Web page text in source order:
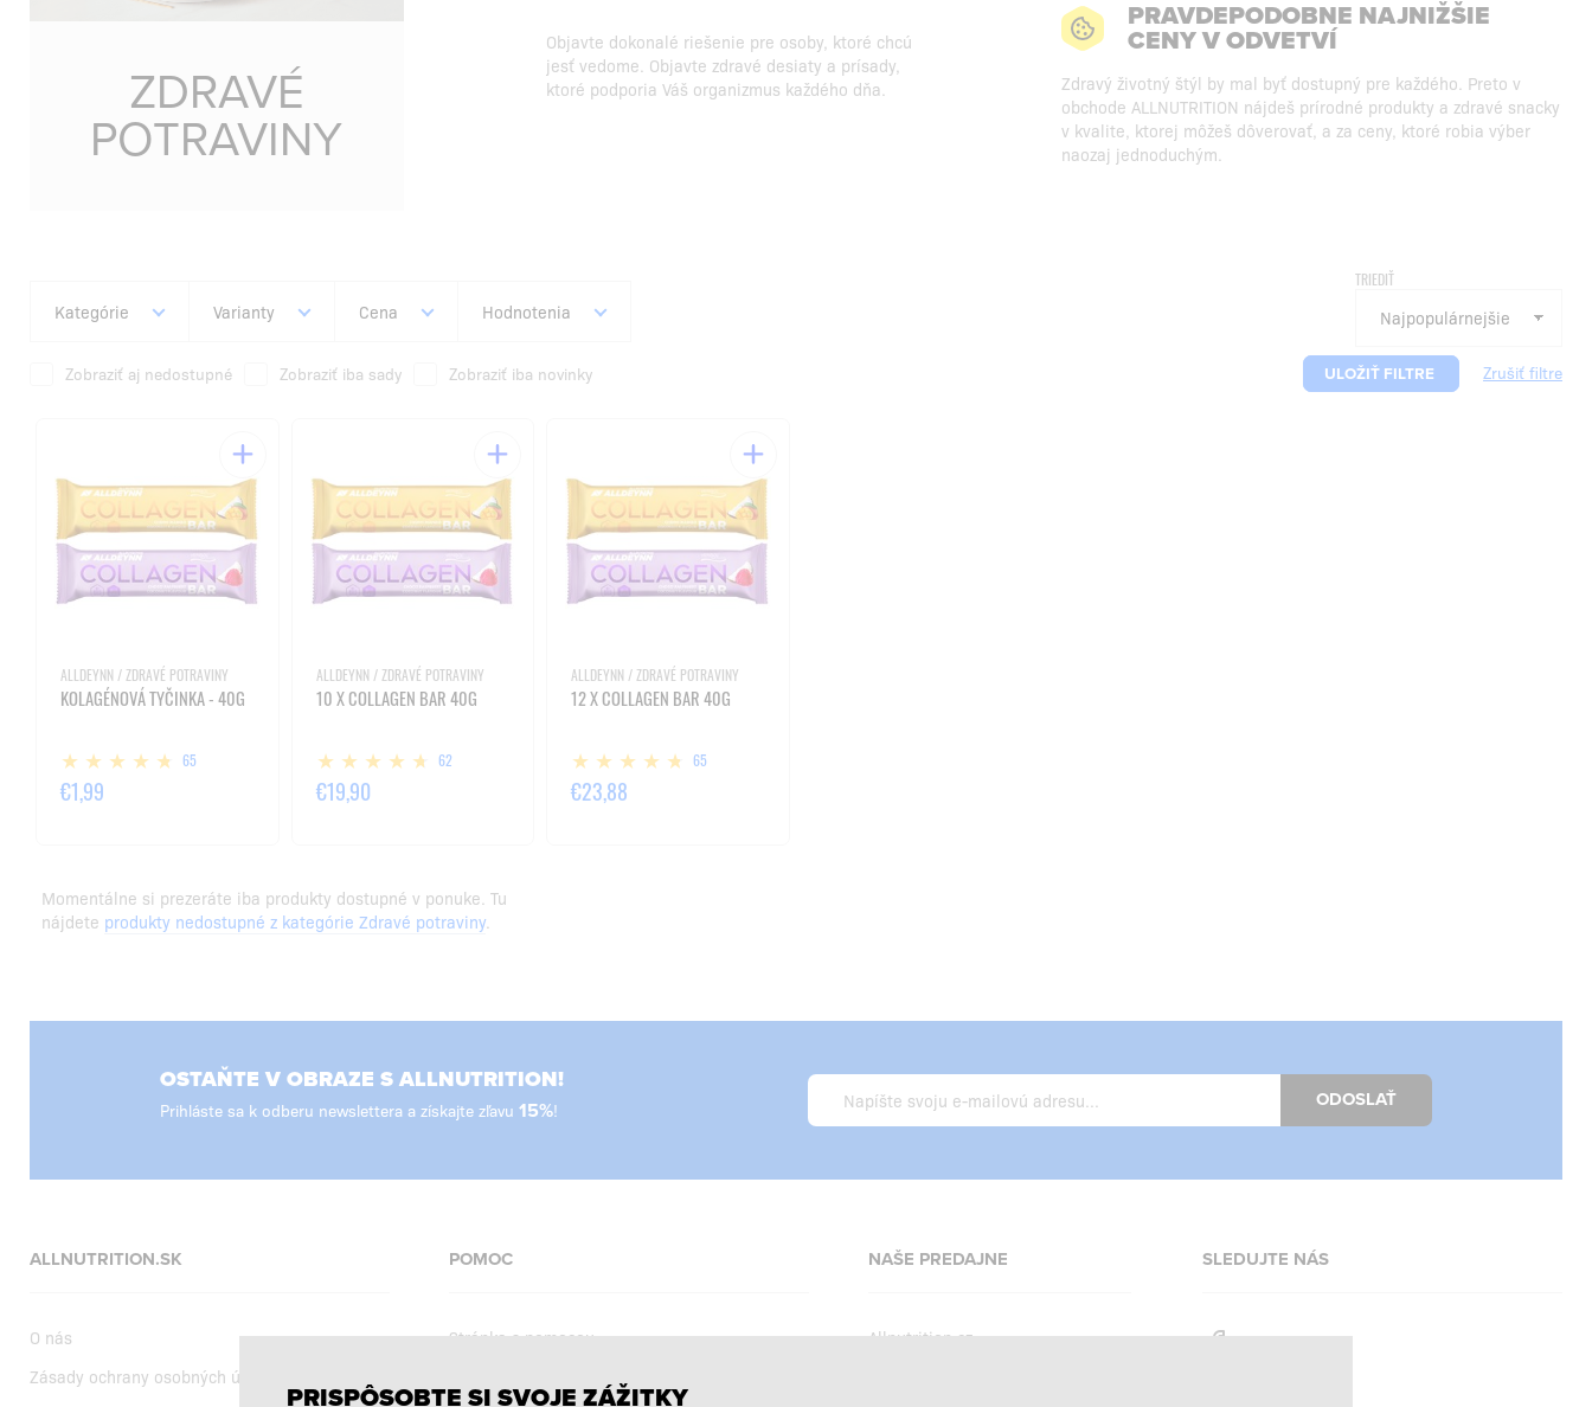
ZDRAVÉ
POTRAVINY
Objavte dokonalé riešenie pre osoby, ktoré chcú
jesť vedome. Objavte zdravé desiaty a prísady,
ktoré podporia Váš organizmus každého dňa.
PRAVDEPODOBNE NAJNIŽŠIE
CENY V ODVETVÍ
Zdravý životný štýl by mal byť dostupný pre každého. Preto v
obchode ALLNUTRITION nájdeš prírodné produkty a zdravé snacky
v kvalite, ktorej môžeš dôverovať, a za ceny, ktoré robia výber
naozaj jednoduchým.
TRIEDIŤ
Kategórie Varianty Cena Hodnotenia
Zobraziť aj nedostupné Zobraziť iba sady Zobraziť iba novinky ULOŽIŤ FILTRE
ALLDEYNN / ZDRAVÉ POTRAVINY
KOLAGÉNOVÁ TYČINKA - 40G
65
€1,99
ALLDEYNN / ZDRAVÉ POTRAVINY
10 X COLLAGEN BAR 40G
62
€19,90
ALLDEYNN / ZDRAVÉ POTRAVINY
12 X COLLAGEN BAR 40G
65
€23,88
Momentálne si prezeráte iba produkty dostupné v ponuke. Tu
nájdete produkty nedostupné z kategórie Zdravé potraviny
OSTAŇTE V OBRAZE S ALLNUTRITION!
Prihláste sa k odberu newslettera a získajte zľavu 15%! ODOSLAŤ
ALLNUTRITION.SK
O nás
Zásady ochrany osobných údajov
POMOC
Stránka s pomocou
NAŠE PREDAJNE
Allnutrition.cz
SLEDUJTE NÁS
Facebook
PRISPÔSOBTE SI SVOJE ZÁŽITKY